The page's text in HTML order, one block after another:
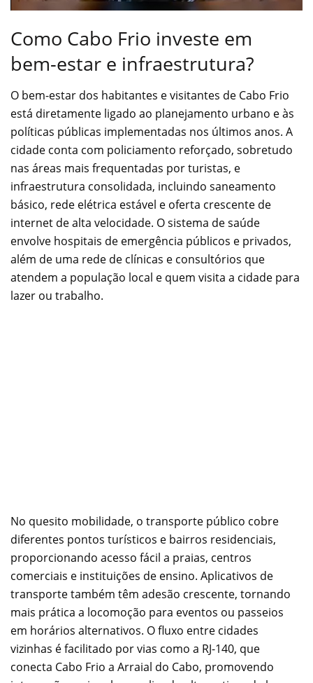
Como Cabo Frio investe em
bem-estar e infraestrutura?
O bem-estar dos habitantes e visitantes de Cabo Frio
está diretamente ligado ao planejamento urbano e às
políticas públicas implementadas nos últimos anos. A
cidade conta com policiamento reforçado, sobretudo
nas áreas mais frequentadas por turistas, e
infraestrutura consolidada, incluindo saneamento
básico, rede elétrica estável e oferta crescente de
internet de alta velocidade. O sistema de saúde
envolve hospitais de emergência públicos e privados,
além de uma rede de clínicas e consultórios que
atendem a população local e quem visita a cidade para
lazer ou trabalho.
No quesito mobilidade, o transporte público cobre
diferentes pontos turísticos e bairros residenciais,
proporcionando acesso fácil a praias, centros
comerciais e instituições de ensino. Aplicativos de
transporte também têm adesão crescente, tornando
mais prática a locomoção para eventos ou passeios
em horários alternativos. O fluxo entre cidades
vizinhas é facilitado por vias como a RJ-140, que
conecta Cabo Frio a Arraial do Cabo, promovendo